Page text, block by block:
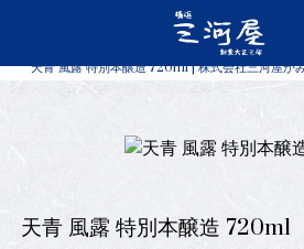
商品一覧
天青 風露 特別本醸造 720ml | 株式会社三河屋か
天青 風露 特別本醸造 720ml